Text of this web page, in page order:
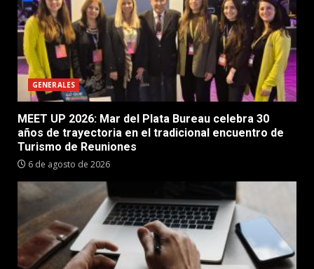
GENERALES
MEET UP 2026: Mar del Plata Bureau celebra 30
años de trayectoria en el tradicional encuentro de
Turismo de Reuniones
6 de agosto de 2026